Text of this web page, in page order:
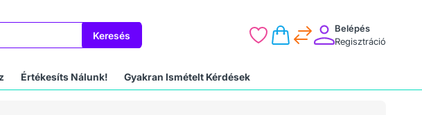
Keresés
Belépés
Regisztráció
Értékesíts Nálunk! Gyakran Ismételt Kérdések